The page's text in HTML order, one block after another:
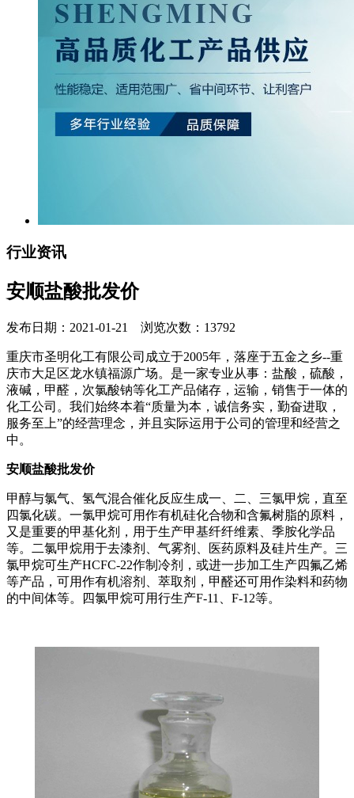
行业资讯
安顺盐酸批发价
发布日期：2021-01-21 浏览次数：13792
重庆市圣明化工有限公司成立于2005年，落座于五金之乡--重
庆市大足区龙水镇福源广场。是一家专业从事：盐酸，硫酸，
液碱，甲醛，次氯酸钠等化工产品储存，运输，销售于一体的
化工公司。我们始终本着“质量为本，诚信务实，勤奋进取，
服务至上”的经营理念，并且实际运用于公司的管理和经营之
中。
安顺盐酸批发价
甲醇与氯气、氢气混合催化反应生成一、二、三氯甲烷，直至
四氯化碳。一氯甲烷可用作有机硅化合物和含氟树脂的原料，
又是重要的甲基化剂，用于生产甲基纤纤维素、季胺化学品
等。二氯甲烷用于去漆剂、气雾剂、医药原料及硅片生产。三
氯甲烷可生产HCFC-22作制冷剂，或进一步加工生产四氟乙烯
等产品，可用作有机溶剂、萃取剂，甲醛还可用作染料和药物
的中间体等。四氯甲烷可用行生产F-11、F-12等。